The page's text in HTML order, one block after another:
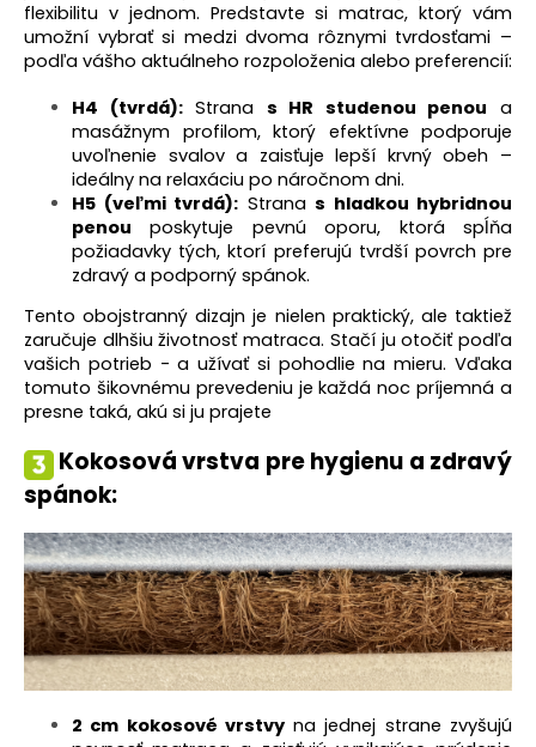
flexibilitu v jednom. Predstavte si matrac, ktorý vám
umožní vybrať si medzi dvoma rôznymi tvrdosťami –
podľa vášho aktuálneho rozpoloženia alebo preferencií:
H4 (tvrdá):Strana s HR studenou penou a
masážnym profilom, ktorý efektívne podporuje
uvoľnenie svalov a zaisťuje lepší krvný obeh –
ideálny na relaxáciu po náročnom dni.
H5 (veľmi tvrdá): Strana s hladkou hybridnou
penou poskytuje pevnú oporu, ktorá spĺňa
požiadavky tých, ktorí preferujú tvrdší povrch pre
zdravý a podporný spánok.
Tento obojstranný dizajn je nielen praktický, ale taktiež
zaručuje dlhšiu životnosť matraca. Stačí ju otočiť podľa
vašich potrieb - a užívať si pohodlie na mieru. Vďaka
tomuto šikovnému prevedeniu je každá noc príjemná a
presne taká, akú si ju prajete
Kokosová vrstva pre hygienu a zdravý
spánok:
2 cm kokosové vrstvyna jednej strane zvyšujú